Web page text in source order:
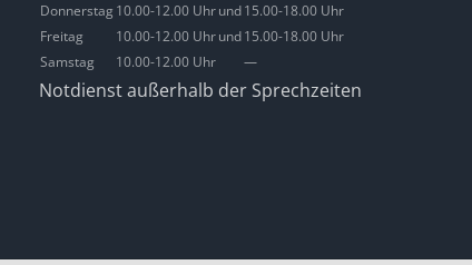
Donnerstag10.00-12.00 Uhrund15.00-18.00 Uhr
Freitag
10.00-12.00 Uhrund15.00-18.00 Uhr
Samstag
10.00-12.00 Uhr —
Notdienst außerhalb der Sprechzeiten